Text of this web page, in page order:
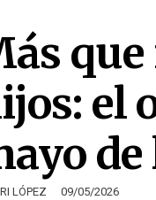
el
LÓPEZ 09/05/2026